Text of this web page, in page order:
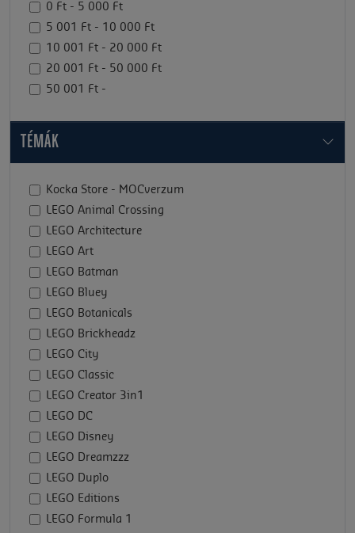
0 Ft - 5 000 Ft
5 001 Ft - 10 000 Ft
10 001 Ft - 20 000 Ft
20 001 Ft - 50 000 Ft
50 001 Ft -
TÉMÁK
Kocka Store - MOCverzum
LEGO Animal Crossing
LEGO Architecture
LEGO Art
LEGO Batman
LEGO Bluey
LEGO Botanicals
LEGO Brickheadz
LEGO City
LEGO Classic
LEGO Creator 3in1
LEGO DC
LEGO Disney
LEGO Dreamzzz
LEGO Duplo
LEGO Editions
LEGO Formula 1